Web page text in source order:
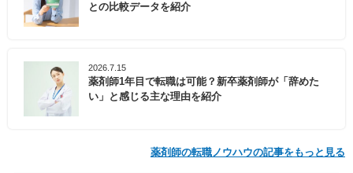
との比較データを紹介
2026.7.15
薬剤師1年目で転職は可能？新卒薬剤師が「辞めた
い」と感じる主な理由を紹介
薬剤師の転職ノウハウの記事をもっと見る